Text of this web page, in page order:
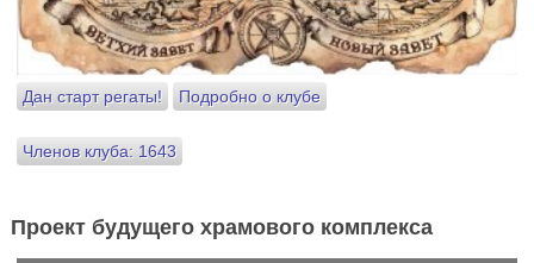
Дан старт регаты! Подробно о клубе
Членов клуба: 1643
Проект будущего храмового комплекса